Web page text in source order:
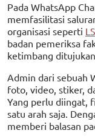
Pada WhatsApp
memfasilitasi
organisasi seperti
badan pemeriksa
ketimbang
Admin dari sebuah
foto, video, stiker,
Yang perlu diingat,
satu arah saja.
memberi balasan